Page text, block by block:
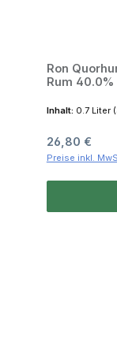
Ron
Rum 40.0%
Inhalt: 0.7 Liter
Regulärer
26,80 €
Preise inkl.